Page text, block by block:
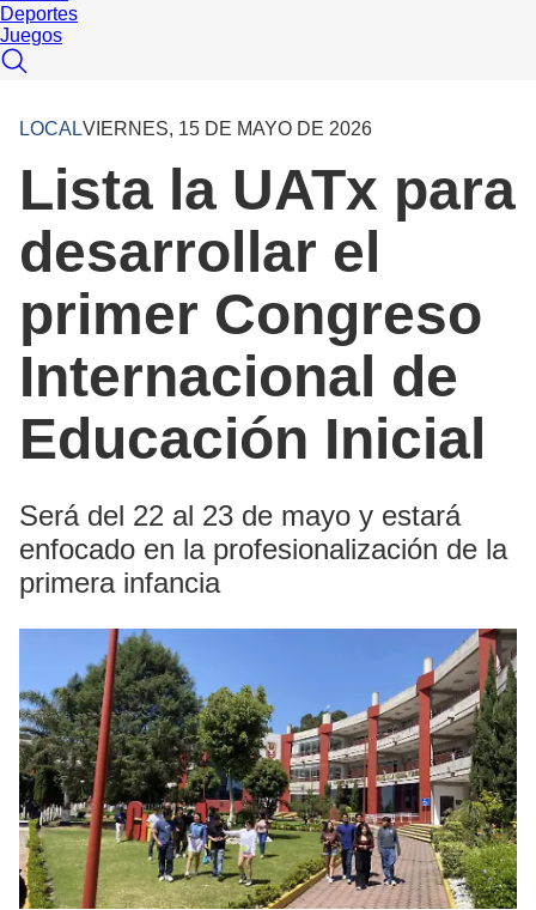
Deportes
Juegos
LOCALVIERNES, 15 DE MAYO DE 2026
Lista la UATx para
desarrollar el
primer Congreso
Internacional de
Educación Inicial
Será del 22 al 23 de mayo y estará
enfocado en la profesionalización de la
primera infancia